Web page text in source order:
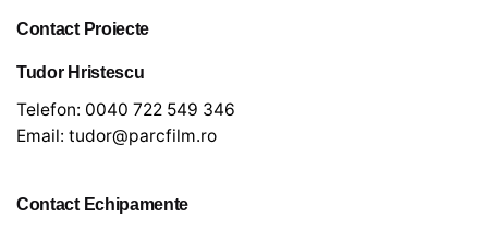
Contact Proiecte
Tudor Hristescu
Telefon: 0040 722 549 346
Email: tudor@parcfilm.ro
Contact Echipamente